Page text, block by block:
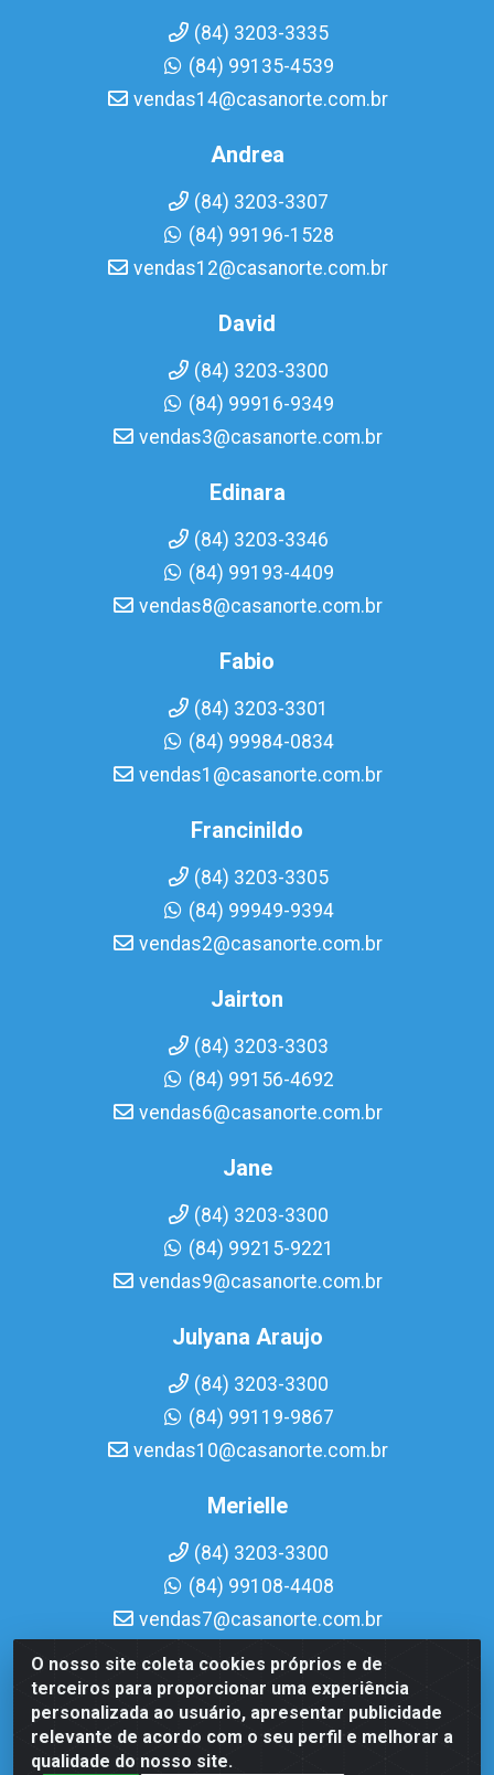
O nosso site coleta cookies próprios e de
terceiros para proporcionar uma experiência
personalizada ao usuário, apresentar publicidade
relevante de acordo com o seu perfil e melhorar a
qualidade do nosso site.
(84) 3203-3335
(84) 99135-4539
vendas14@casanorte.com.br
Andrea
(84) 3203-3307
(84) 99196-1528
vendas12@casanorte.com.br
David
(84) 3203-3300
(84) 99916-9349
vendas3@casanorte.com.br
Edinara
(84) 3203-3346
(84) 99193-4409
vendas8@casanorte.com.br
Fabio
(84) 3203-3301
(84) 99984-0834
vendas1@casanorte.com.br
Francinildo
(84) 3203-3305
(84) 99949-9394
vendas2@casanorte.com.br
Jairton
(84) 3203-3303
(84) 99156-4692
vendas6@casanorte.com.br
Jane
(84) 3203-3300
(84) 99215-9221
vendas9@casanorte.com.br
Julyana Araujo
(84) 3203-3300
(84) 99119-9867
vendas10@casanorte.com.br
Merielle
(84) 3203-3300
(84) 99108-4408
vendas7@casanorte.com.br
Casa Norte LTDA - Av. Interventor Mário Câmara, 1815 -
Dix-Sept Rosado, Natal/RN - CEP 59054-600 - CNPJ
08.713.513/0001-51